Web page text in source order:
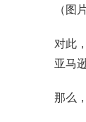
（
对此
亚马
那么